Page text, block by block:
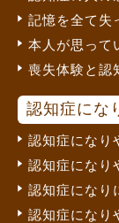
記憶を全て失
本人が思って
喪失体験と認
認知症にな
認知症になり
認知症になり
認知症になり
認知症になり